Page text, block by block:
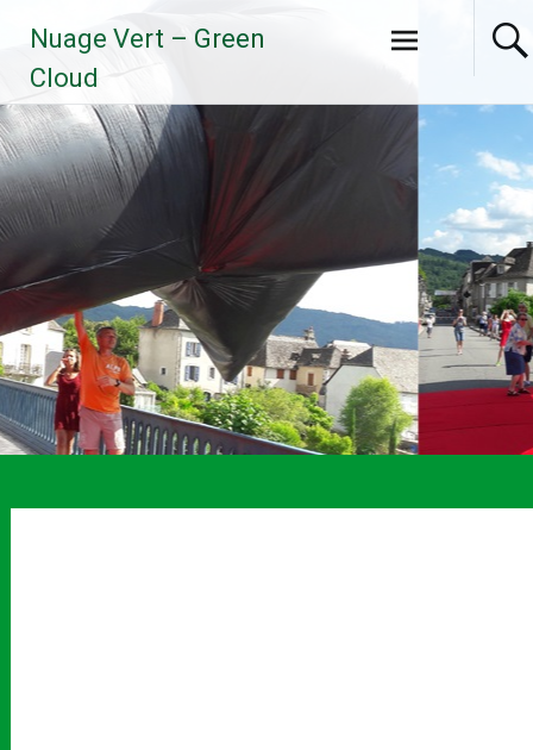
contenu
principal
Nuage Vert – Green
Cloud